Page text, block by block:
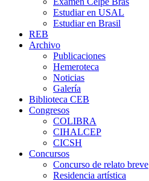
Estudiar en USAL
Estudiar en Brasil
REB
Archivo
Publicaciones
Hemeroteca
Noticias
Galería
Biblioteca CEB
Congresos
COLIBRA
CIHALCEP
CICSH
Concursos
Concurso de relato breve
Residencia artística